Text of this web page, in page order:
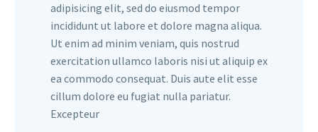
adipisicing elit, sed do eiusmod tempor
incididunt ut labore et dolore magna aliqua.
Ut enim ad minim veniam, quis nostrud
exercitation ullamco laboris nisi ut aliquip ex
ea commodo consequat. Duis aute elit esse
cillum dolore eu fugiat nulla pariatur.
Excepteur